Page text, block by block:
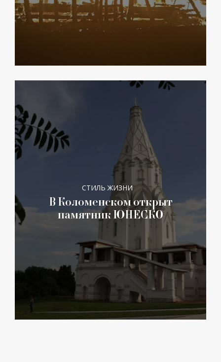
СТИЛЬ ЖИЗНИ
В Коломенском открыт
памятник ЮНЕСКО